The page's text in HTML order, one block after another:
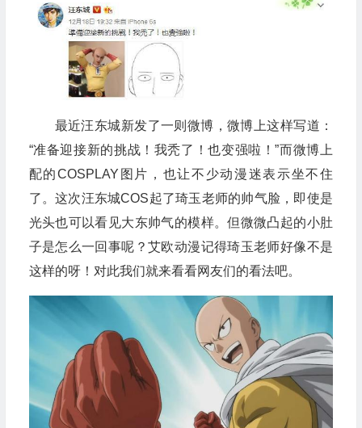
最近汪东城新发了一则微博，微博上这样写道：
“准备迎接新的挑战！我秃了！也变强啦！”而微博上
配的COSPLAY图片，也让不少动漫迷表示坐不住
了。这次汪东城COS起了琦玉老师的帅气脸，即使是
光头也可以看见大东帅气的模样。但微微凸起的小肚
子是怎么一回事呢？艾欧动漫记得琦玉老师好像不是
这样的呀！对此我们就来看看网友们的看法吧。